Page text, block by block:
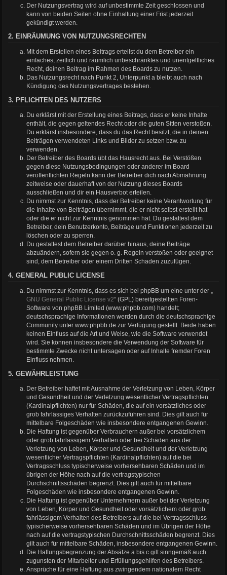
Der Nutzungsvertrag wird auf unbestimmte Zeit geschlossen und
kann von beiden Seiten ohne Einhaltung einer Frist jederzeit
gekündigt werden.
2. EINRÄUMUNG VON NUTZUNGSRECHTEN
Mit dem Erstellen eines Beitrags erteilst du dem Betreiber ein
einfaches, zeitlich und räumlich unbeschränktes und unentgeltliches
Recht, deinen Beitrag im Rahmen des Boards zu nutzen.
Das Nutzungsrecht nach Punkt 2, Unterpunkt a bleibt auch nach
Kündigung des Nutzungsvertrages bestehen.
3. PFLICHTEN DES NUTZERS
Du erklärst mit der Erstellung eines Beitrags, dass er keine Inhalte
enthält, die gegen geltendes Recht oder die guten Sitten verstoßen.
Du erklärst insbesondere, dass du das Recht besitzt, die in deinen
Beiträgen verwendeten Links und Bilder zu setzen bzw. zu
verwenden.
Der Betreiber des Boards übt das Hausrecht aus. Bei Verstößen
gegen diese Nutzungsbedingungen oder anderer im Board
veröffentlichten Regeln kann der Betreiber dich nach Abmahnung
zeitweise oder dauerhaft von der Nutzung dieses Boards
ausschließen und dir ein Hausverbot erteilen.
Du nimmst zur Kenntnis, dass der Betreiber keine Verantwortung für
die Inhalte von Beiträgen übernimmt, die er nicht selbst erstellt hat
oder die er nicht zur Kenntnis genommen hat. Du gestattest dem
Betreiber, dein Benutzerkonto, Beiträge und Funktionen jederzeit zu
löschen oder zu sperren.
Du gestattest dem Betreiber darüber hinaus, deine Beiträge
abzuändern, sofern sie gegen o. g. Regeln verstoßen oder geeignet
sind, dem Betreiber oder einem Dritten Schaden zuzufügen.
4. GENERAL PUBLIC LICENSE
Du nimmst zur Kenntnis, dass es sich bei phpBB um eine unter der „
GNU General Public License v2“ (GPL) bereitgestellten Foren-
Software von phpBB Limited (www.phpbb.com) handelt;
deutschsprachige Informationen werden durch die deutschsprachige
Community unter www.phpbb.de zur Verfügung gestellt. Beide haben
keinen Einfluss auf die Art und Weise, wie die Software verwendet
wird. Sie können insbesondere die Verwendung der Software für
bestimmte Zwecke nicht untersagen oder auf Inhalte fremder Foren
Einfluss nehmen.
5. GEWÄHRLEISTUNG
Der Betreiber haftet mit Ausnahme der Verletzung von Leben, Körper
und Gesundheit und der Verletzung wesentlicher Vertragspflichten
(Kardinalpflichten) nur für Schäden, die auf ein vorsätzliches oder
grob fahrlässiges Verhalten zurückzuführen sind. Dies gilt auch für
mittelbare Folgeschäden wie insbesondere entgangenen Gewinn.
Die Haftung ist gegenüber Verbrauchern außer bei vorsätzlichem
oder grob fahrlässigem Verhalten oder bei Schäden aus der
Verletzung von Leben, Körper und Gesundheit und der Verletzung
wesentlicher Vertragspflichten (Kardinalpflichten) auf die bei
Vertragsschluss typischerweise vorhersehbaren Schäden und im
übrigen der Höhe nach auf die vertragstypischen
Durchschnittsschäden begrenzt. Dies gilt auch für mittelbare
Folgeschäden wie insbesondere entgangenen Gewinn.
Die Haftung ist gegenüber Unternehmern außer bei der Verletzung
von Leben, Körper und Gesundheit oder vorsätzlichem oder grob
fahrlässigem Verhalten des Betreibers auf die bei Vertragsschluss
typischerweise vorhersehbaren Schäden und im Übrigen der Höhe
nach auf die vertragstypischen Durchschnittsschäden begrenzt. Dies
gilt auch für mittelbare Schäden, insbesondere entgangenen Gewinn.
Die Haftungsbegrenzung der Absätze a bis c gilt sinngemäß auch
zugunsten der Mitarbeiter und Erfüllungsgehilfen des Betreibers.
Ansprüche für eine Haftung aus zwingendem nationalem Recht